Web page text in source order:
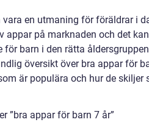
en utmaning för föräldrar i
appar på marknaden och det
barn i den rätta
översikt över bra appar för
är populära och hur de skiljer
”bra appar för barn 7 år”